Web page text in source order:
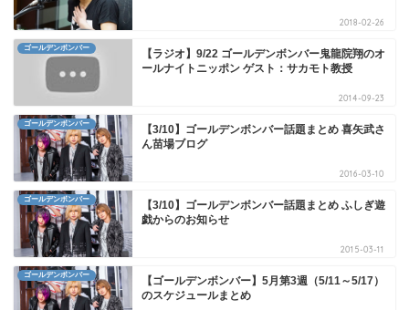
2018-02-26
ゴールデンボンバー
【ラジオ】9/22 ゴールデンボンバー鬼龍院翔のオ
ールナイトニッポン ゲスト：サカモト教授
2014-09-23
ゴールデンボンバー
【3/10】ゴールデンボンバー話題まとめ 喜矢武さ
ん苗場ブログ
2016-03-10
ゴールデンボンバー
【3/10】ゴールデンボンバー話題まとめ ふしぎ遊
戯からのお知らせ
2015-03-11
ゴールデンボンバー
【ゴールデンボンバー】5月第3週（5/11～5/17）
のスケジュールまとめ